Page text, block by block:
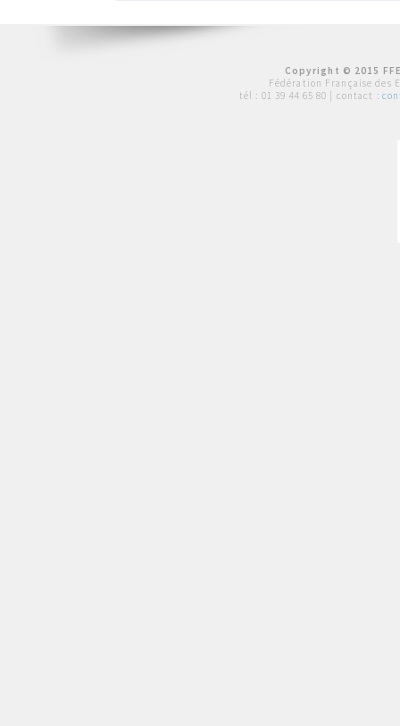
Copyright © 2015
Fédération Française des
tél : 01 39 44 65 80 | contact :